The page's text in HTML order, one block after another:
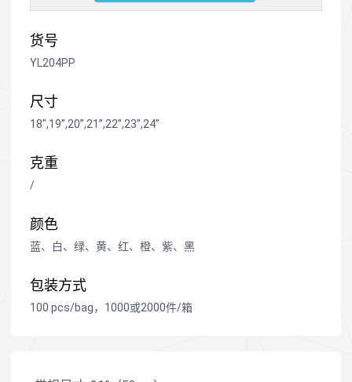
货号
YL204PP
尺寸
18",19”,20”,21”,22”,23”,24”
克重
/
颜色
蓝、白、绿、黄、红、橙、紫、黑
包装方式
100 pcs/bag，1000或2000件/箱